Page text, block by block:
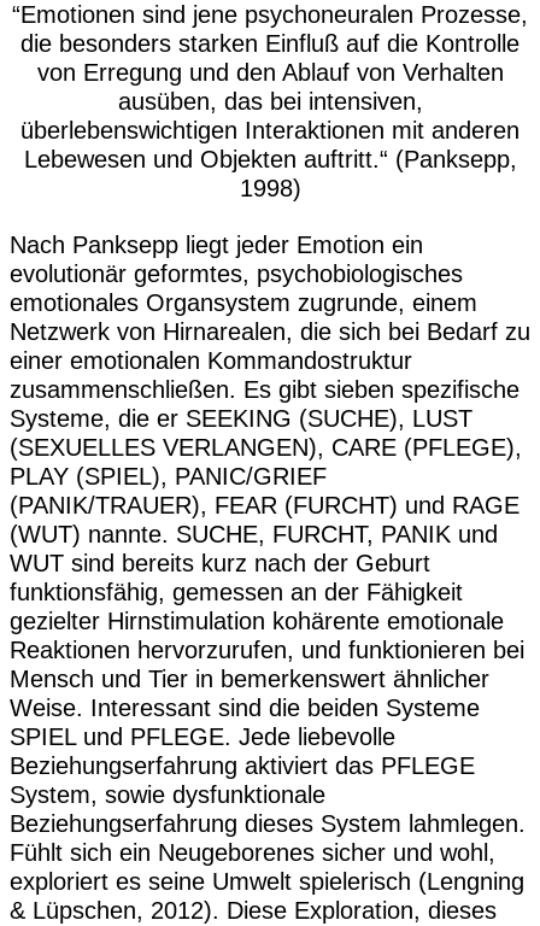
“Emotionen sind jene psychoneuralen Prozesse,
die besonders starken Einfluß auf die Kontrolle
von Erregung und den Ablauf von Verhalten
ausüben, das bei intensiven,
überlebenswichtigen Interaktionen mit anderen
Lebewesen und Objekten auftritt.“ (Panksepp,
1998)
Nach Panksepp liegt jeder Emotion ein
evolutionär geformtes, psychobiologisches
emotionales Organsystem zugrunde, einem
Netzwerk von Hirnarealen, die sich bei Bedarf zu
einer emotionalen Kommandostruktur
zusammenschließen. Es gibt sieben spezifische
Systeme, die er SEEKING (SUCHE), LUST
(SEXUELLES VERLANGEN), CARE (PFLEGE),
PLAY (SPIEL), PANIC/GRIEF
(PANIK/TRAUER), FEAR (FURCHT) und RAGE
(WUT) nannte. SUCHE, FURCHT, PANIK und
WUT sind bereits kurz nach der Geburt
funktionsfähig, gemessen an der Fähigkeit
gezielter Hirnstimulation kohärente emotionale
Reaktionen hervorzurufen, und funktionieren bei
Mensch und Tier in bemerkenswert ähnlicher
Weise. Interessant sind die beiden Systeme
SPIEL und PFLEGE. Jede liebevolle
Beziehungserfahrung aktiviert das PFLEGE
System, sowie dysfunktionale
Beziehungserfahrung dieses System lahmlegen.
Fühlt sich ein Neugeborenes sicher und wohl,
exploriert es seine Umwelt spielerisch (Lengning
& Lüpschen, 2012). Diese Exploration, dieses